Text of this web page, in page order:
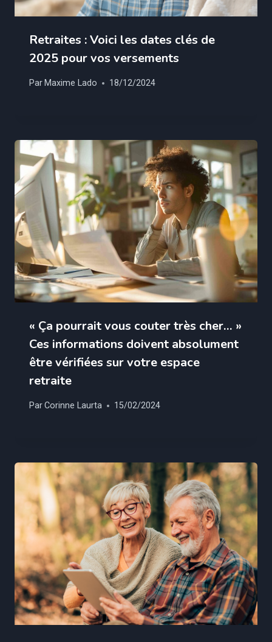
Retraites : Voici les dates clés de
2025 pour vos versements
Par Maxime Lado 18/12/2024
« Ça pourrait vous couter très cher… »
Ces informations doivent absolument
être vérifiées sur votre espace
retraite
ParCorinne Laurta 15/02/2024